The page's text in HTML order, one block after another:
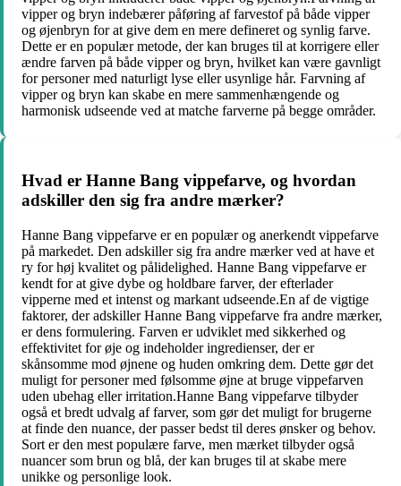
vipper og bryn indebærer påføring af farvestof på både vipper
og øjenbryn for at give dem en mere defineret og synlig farve.
Dette er en populær metode, der kan bruges til at korrigere eller
ændre farven på både vipper og bryn, hvilket kan være gavnligt
for personer med naturligt lyse eller usynlige hår. Farvning af
vipper og bryn kan skabe en mere sammenhængende og
harmonisk udseende ved at matche farverne på begge områder.
Hvad er Hanne Bang vippefarve, og hvordan
adskiller den sig fra andre mærker?
Hanne Bang vippefarve er en populær og anerkendt vippefarve
på markedet. Den adskiller sig fra andre mærker ved at have et
ry for høj kvalitet og pålidelighed. Hanne Bang vippefarve er
kendt for at give dybe og holdbare farver, der efterlader
vipperne med et intenst og markant udseende.En af de vigtige
faktorer, der adskiller Hanne Bang vippefarve fra andre mærker,
er dens formulering. Farven er udviklet med sikkerhed og
effektivitet for øje og indeholder ingredienser, der er
skånsomme mod øjnene og huden omkring dem. Dette gør det
muligt for personer med følsomme øjne at bruge vippefarven
uden ubehag eller irritation.Hanne Bang vippefarve tilbyder
også et bredt udvalg af farver, som gør det muligt for brugerne
at finde den nuance, der passer bedst til deres ønsker og behov.
Sort er den mest populære farve, men mærket tilbyder også
nuancer som brun og blå, der kan bruges til at skabe mere
unikke og personlige look.